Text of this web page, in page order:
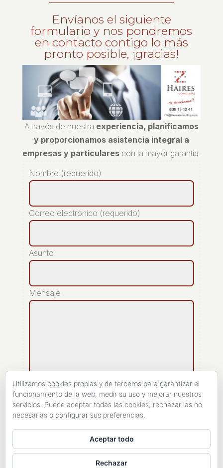
Envíanos el siguiente
formulario y nos pondremos
en contacto contigo lo más
pronto posible, ¡gracias!
A través de nuestra experiencia, planificamos
y proporcionamos asistencia integral a
empresas y particularescon la mayor garantía.
Nombre (requerido)
Correo electrónico (requerido)
Asunto
Mensaje
[recaptcha]
Utilizamos cookies propias y de terceros para garantizar el
funcionamiento de la web, medir su uso y mejorar nuestros
servicios. Puede aceptar todas las cookies, rechazar las no
necesarias o configurar sus preferencias.
Aceptar todo
Rechazar